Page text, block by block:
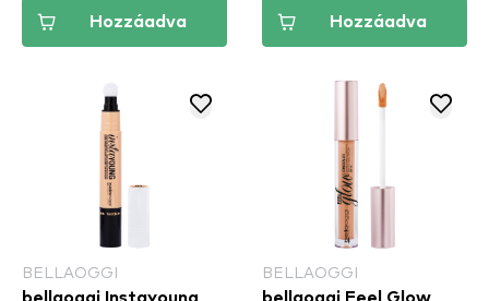
Hozzáadva Hozzáadva
BELLAOGGI BELLAOGGI